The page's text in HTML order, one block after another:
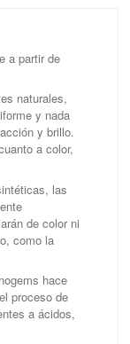
a partir de
naturales,
y nada
y brillo.
a color,
las
de color ni
como la
hace
proceso de
a ácidos,